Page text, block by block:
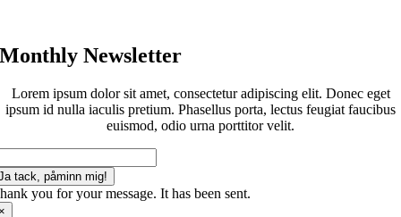
Monthly Newsletter
Lorem ipsum dolor sit amet, consectetur adipiscing elit. Donec eget
ipsum id nulla iaculis pretium. Phasellus porta, lectus feugiat faucibus
euismod, odio urna porttitor velit.
tack, påminn mig!
you for your message. It has been sent.